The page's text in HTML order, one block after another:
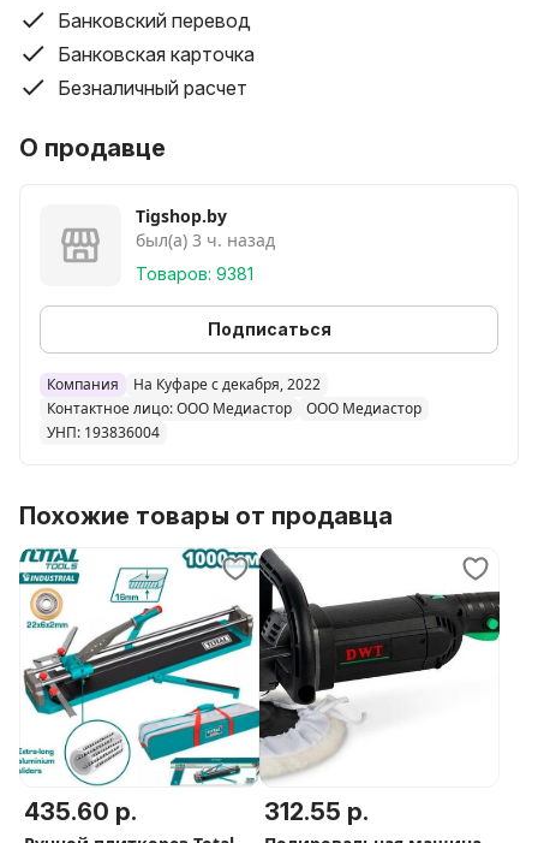
Банковский перевод
Банковская карточка
Безналичный расчет
О продавце
Tigshop.by
был(а) 3 ч. назад
Товаров: 9381
Подписаться
Компания
На Куфаре с декабря, 2022
Контактное лицо: ООО Медиастор
ООО Медиастор
УНП: 193836004
Похожие товары от продавца
435.60 р. 312.55 р.